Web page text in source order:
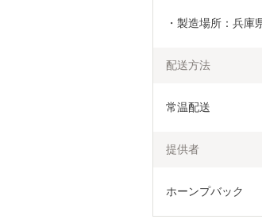
・製造場所：兵庫
配送方法
常温配送
提供者
ホーンプバック